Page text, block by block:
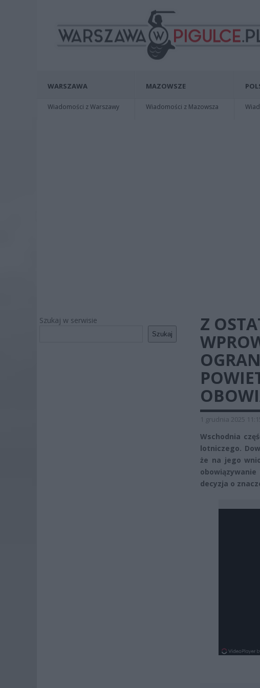
WARSZAWA
Wiadomości z Warszawy
MAZOWSZE
Wiadomości z Mazowsza
Szukaj w serwisie
Szukaj
Z
1 grudnia 2025 11:15
Wschodnia
lotniczego.
że na jego
decyzja o